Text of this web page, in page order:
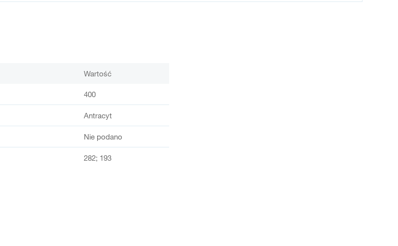
Wartość
400
Antracyt
Nie podano
282; 193